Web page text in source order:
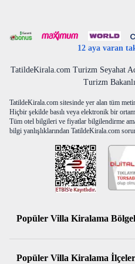
Genel Bilgiler;
Havuz ve bahçe bakımı günde
fiyatlara dahildir. Ayrıca bir
size konaklama yapacağınız gün
teslim edilmekte ve haftada bir
Not;Tüm sezonda minimum
geceden daha az konaklamalar
ücreti talep edilir.
12 aya varan
TatildeKirala.com Turizm Seyahat
Turizm
TatildeKirala.com sitesinde yer alan tüm
Hiçbir şekilde basılı veya elektronik bir
Tüm otel bilgileri ve fiyatlar bilgilendirme
bilgi yanlışlıklarından TatildeKirala.com
Popüler Villa Kiralama
Antalya Kiralık Villa
Muğla Kiralık Villa
Popüler Villa Kiralama